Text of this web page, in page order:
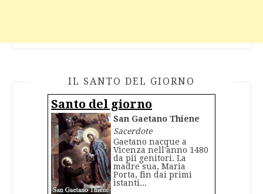
IL SANTO DEL GIORNO
Santo del giorno
San Gaetano Thiene
Sacerdote
Gaetano nacque a
Vicenza nell'anno 1480
da pii genitori. La
madre sua, Maria
Porta, fin dai primi
istanti...